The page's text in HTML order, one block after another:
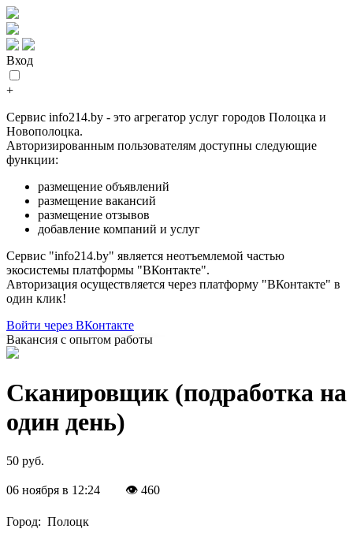
Вход
+
Сервис info214.by - это агрегатор услуг городов Полоцка и
Новополоцка.
Авторизированным пользователям доступны следующие
функции:
размещение объявлений
размещение вакансий
размещение отзывов
добавление компаний и услуг
Сервис "info214.by" является неотъемлемой частью
экосистемы платформы "ВКонтакте".
Авторизация осуществляется через платформу "ВКонтакте" в
один клик!
Войти через ВКонтакте
Вакансия с опытом работы
Сканировщик (подработка на
один день)
50 руб.
06 ноября в 12:24 👁 460
Город: Полоцк